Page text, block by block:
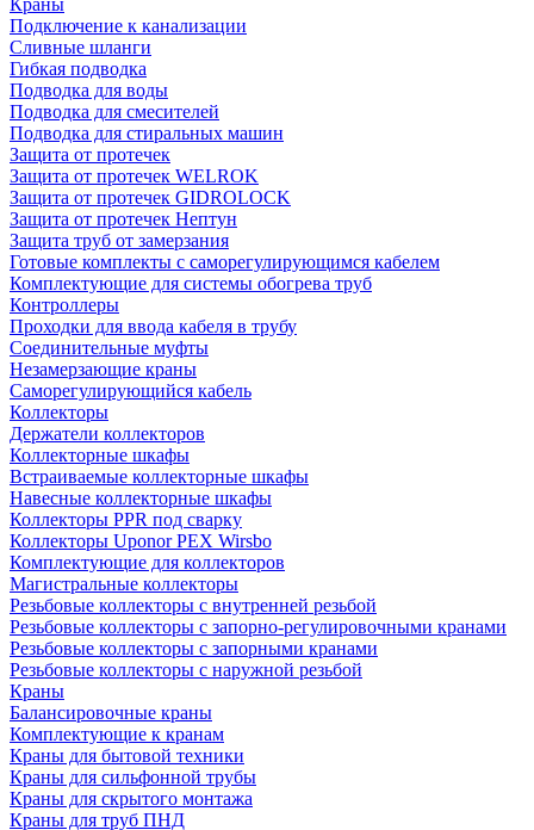
Подключение к канализации
Сливные шланги
Гибкая подводка
Подводка для воды
Подводка для смесителей
Подводка для стиральных машин
Защита от протечек
Защита от протечек WELROK
Защита от протечек GIDROLOCK
Защита от протечек Нептун
Защита труб от замерзания
Готовые комплекты с саморегулирующимся кабелем
Комплектующие для системы обогрева труб
Контроллеры
Проходки для ввода кабеля в трубу
Соединительные муфты
Незамерзающие краны
Саморегулирующийся кабель
Коллекторы
Держатели коллекторов
Коллекторные шкафы
Встраиваемые коллекторные шкафы
Навесные коллекторные шкафы
Коллекторы PPR под сварку
Коллекторы Uponor PEX Wirsbo
Комплектующие для коллекторов
Магистральные коллекторы
Резьбовые коллекторы с внутренней резьбой
Резьбовые коллекторы с запорно-регулировочными кранами
Резьбовые коллекторы с запорными кранами
Резьбовые коллекторы с наружной резьбой
Краны
Балансировочные краны
Комплектующие к кранам
Краны для бытовой техники
Краны для сильфонной трубы
Краны для скрытого монтажа
Краны для труб ПНД